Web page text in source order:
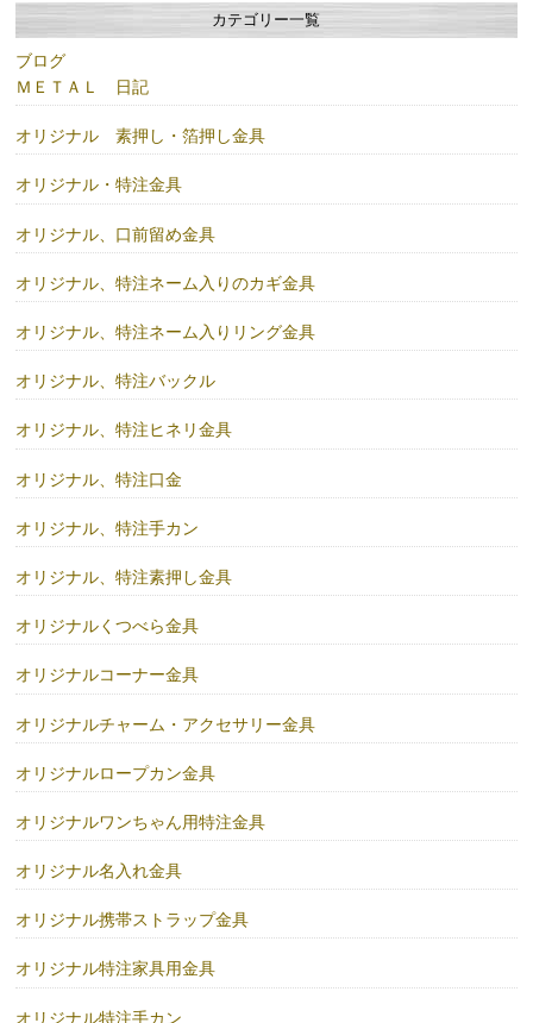
カテゴリー一覧
ブログ
ＭＥＴＡＬ 日記
オリジナル 素押し・箔押し金具
オリジナル・特注金具
オリジナル、口前留め金具
オリジナル、特注ネーム入りのカギ金具
オリジナル、特注ネーム入りリング金具
オリジナル、特注バックル
オリジナル、特注ヒネリ金具
オリジナル、特注口金
オリジナル、特注手カン
オリジナル、特注素押し金具
オリジナルくつべら金具
オリジナルコーナー金具
オリジナルチャーム・アクセサリー金具
オリジナルロープカン金具
オリジナルワンちゃん用特注金具
オリジナル名入れ金具
オリジナル携帯ストラップ金具
オリジナル特注家具用金具
オリジナル特注手カン